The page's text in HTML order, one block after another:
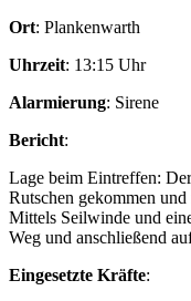
Ort: Plankenwarth
Uhrzeit: 13:15 Uhr
Alarmierung: Sirene
Bericht:
Lage beim Eintreffen:
Rutschen gekommen
Mittels Seilwinde und
Weg und anschließend
Eingesetzte Kräfte: